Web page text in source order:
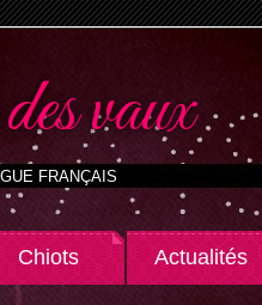
vaux
FRANÇAIS
Chiots Actualités